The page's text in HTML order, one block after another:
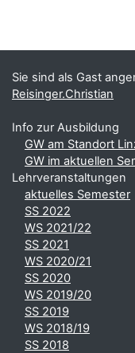
Sie sind als Gast
Reisinger.Christian
Info zur Ausbildung
GW am Standort
GW im aktuellen
Lehrveranstaltungen
aktuelles Semester
SS 2022
WS 2021/22
SS 2021
WS 2020/21
SS 2020
WS 2019/20
SS 2019
WS 2018/19
SS 2018